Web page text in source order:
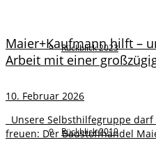
Rückblick 2023
Rückblick 2019
Maier+Kaufmann hilft –
Arbeit mit einer
10. Februar 2026
Unsere Selbsthilfegruppe
freuen: Der Baustoffhandel